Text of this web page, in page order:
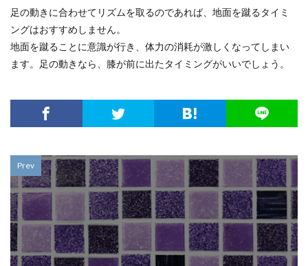
足の動きに合わせてリズムを取るのであれば、地面を蹴るタイミ
ングはおすすめしません。
地面を蹴ることに意識が行き、体力の消耗が激しくなってしまい
ます。足の動きなら、膝が前に出たタイミングがいいでしょう。
Prev